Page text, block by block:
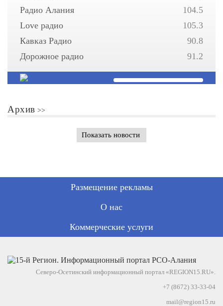
Радио Алания
104.5
Love радио
105.3
Кавказ Радио
90.8
Дорожное радио
91.2
Архив
Показать новости
Размещение рекламы
О нас
Коммерческие услуги
Северо-Осетинский информационный портал «REGION15.RU».
+7 (8672) 33-33-04
mail@region15.ru